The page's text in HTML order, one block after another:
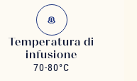
Temperatura di
infusione
70-80°C